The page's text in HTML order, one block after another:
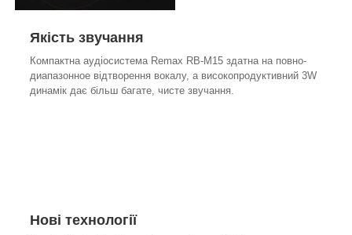
Якість звучання
Компактна аудіосистема Remax RB-M15 здатна на повно-
диапазонное відтворення вокалу, а високопродуктивний 3W
динамік дає більш багате, чисте звучання.
Нові технології